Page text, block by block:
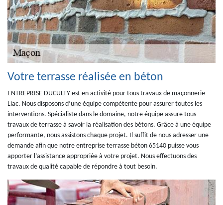
Votre terrasse réalisée en béton
ENTREPRISE DUCULTY est en activité pour tous travaux de maçonnerie
Liac. Nous disposons d’une équipe compétente pour assurer toutes les
interventions. Spécialiste dans le domaine, notre équipe assure tous
travaux de terrasse à savoir la réalisation des bétons. Grâce à une équipe
performante, nous assistons chaque projet. Il suffit de nous adresser une
demande afin que notre entreprise terrasse béton 65140 puisse vous
apporter l’assistance appropriée à votre projet. Nous effectuons des
travaux de qualité capable de répondre à tout besoin.